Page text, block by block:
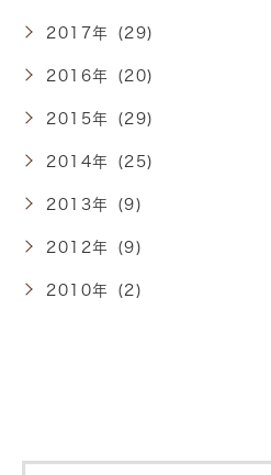
2017年 (29)
2016年 (20)
2015年 (29)
2014年 (25)
2013年 (9)
2012年 (9)
2010年 (2)